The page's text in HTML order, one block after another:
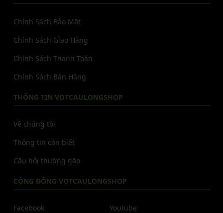
Chính Sách Bảo Mật
Chính Sách Giao Hàng
Chính Sách Thanh Toán
Chính Sách Bán Hàng
THÔNG TIN VOTCAULONGSHOP
Về chúng tôi
Thông tin cần biết
Câu hỏi thường gặp
CỘNG ĐỒNG VOTCAULONGSHOP
Facebook
Youtube